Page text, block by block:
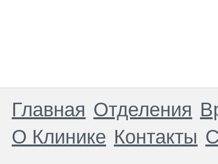
Главная Отделения
О Клинике Контакты